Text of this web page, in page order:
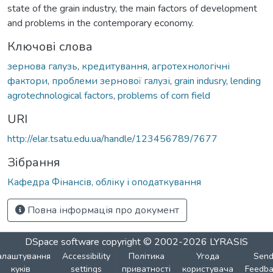
state of the grain industry, the main factors of development
and problems in the contemporary economy.
Ключові слова
зернова галузь, кредитування, агротехнологічні
фактори, проблеми зернової галузі, grain indusry, lending
agrotechnological factors, problems of corn field
URI
http://elar.tsatu.edu.ua/handle/123456789/7677
Зібрання
Кафедра Фінансів, обліку і оподаткування
Повна інформація про документ
DSpace software copyright © 2002-2026 LYRASIS
куків
Accessibility
settings
Політика
приватності
Угода
користувача
Send